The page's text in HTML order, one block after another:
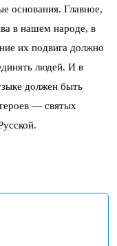
основания. Главное,
в нашем народе, в
их подвига должно
людей. И в
должен быть
— святых